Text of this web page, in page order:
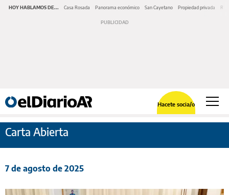
HOY HABLAMOS DE... Casa Rosada Panorama económico San Cayetano Propiedad privada
Hacete socia/o
Carta Abierta
7 de agosto de 2025